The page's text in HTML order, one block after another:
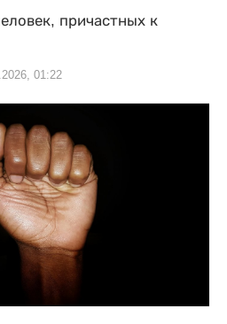
причастных к
01:22